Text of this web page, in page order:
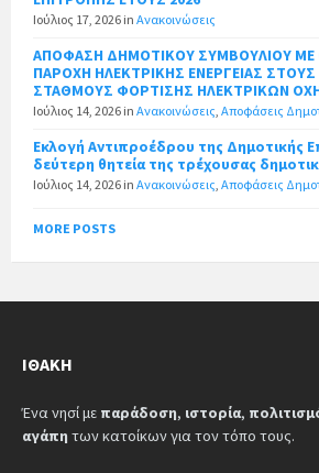
Ιούλιος 17, 2026 in Ανακοινώσεις
ΑΠΟΦΑΣΗ ΔΗΜΟΤΙΚΟΥ ΣΥΜΒΟΥΛΙΟΥ
ΠΑΡΟΧΗ ΗΛΕΚΤΡΙΚΗΣ ΕΝΕΡΓΕΙΑΣ
ΣΤΑΘΜΟΥΣ ΦΟΡΤΙΣΗΣ ΗΛΕΚΤΡΙΚΩΝ
Ιούλιος 14, 2026 in Ανακοινώσεις Αποφάσεις
Εκλογή Αντιπροέδρου της Δημοτικής
δεύτερη θητεία της τρέχουσας
Ιούλιος 14, 2026 in Ανακοινώσεις Αποφάσεις
MORE POSTS
ΙΘΆΚΗ
Ένα νησί με παράδοση, ιστορία,
αγάπη των κατοίκων για τον τόπο τους.